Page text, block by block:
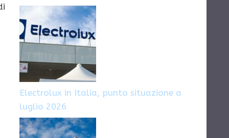
Electrolux in Italia, punto situazione a
luglio 2026